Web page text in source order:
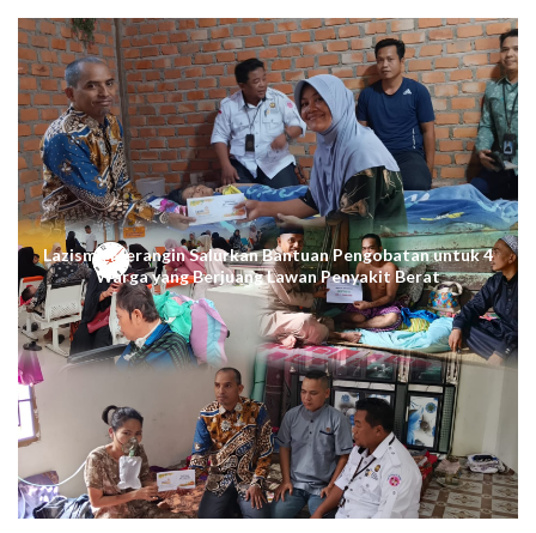
Lazismu Merangin Salurkan Bantuan Pengobatan untuk 4
Warga yang Berjuang Lawan Penyakit Berat